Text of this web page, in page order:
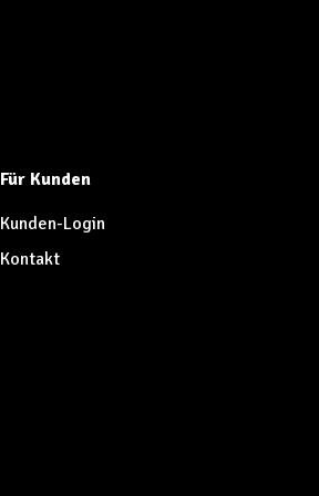
Für Kunden
Kunden-Login
Kontakt